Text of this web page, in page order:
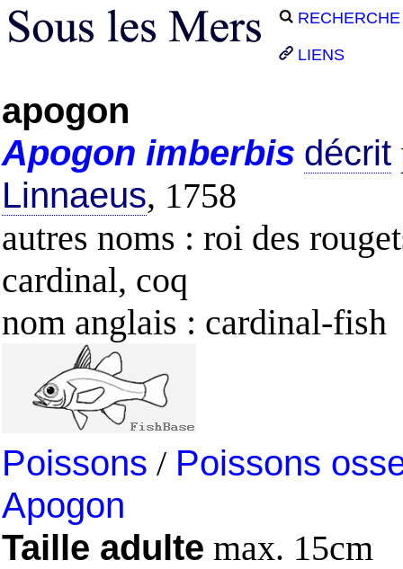
RECHERCHE
LIENS
apogon
Apogon imberbis décrit
Linnaeus, 1758
autres noms : roi des
cardinal, coq
nom anglais : cardinal-fish
Poissons / Poissons
Apogon
Taille adulte max. 15cm